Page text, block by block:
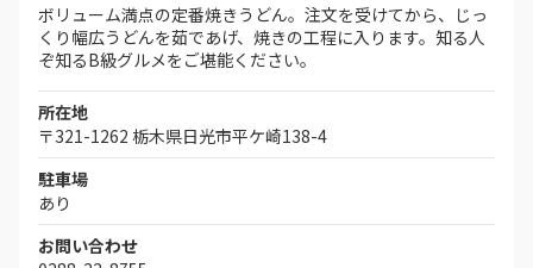
ボリューム満点の定番焼きうどん。注文を受けてから、じっ
くり幅広うどんを茹であげ、焼きの工程に入ります。知る人
ぞ知るB級グルメをご堪能ください。
所在地
〒321-1262 栃木県日光市平ケ崎138-4
駐車場
あり
お問い合わせ